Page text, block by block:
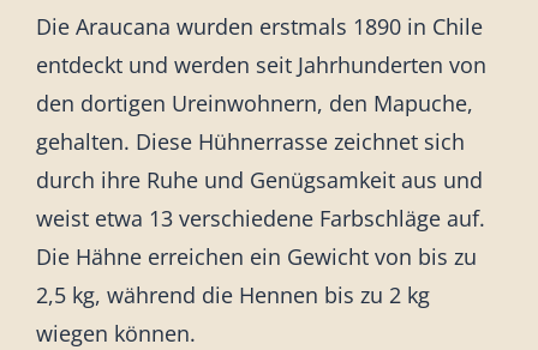
Die Araucana wurden erstmals 1890 in Chile
entdeckt und werden seit Jahrhunderten von
den dortigen Ureinwohnern, den Mapuche,
gehalten. Diese Hühnerrasse zeichnet sich
durch ihre Ruhe und Genügsamkeit aus und
weist etwa 13 verschiedene Farbschläge auf.
Die Hähne erreichen ein Gewicht von bis zu
2,5 kg, während die Hennen bis zu 2 kg
wiegen können.